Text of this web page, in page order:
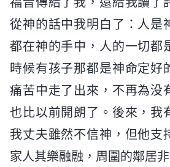
從神的話中我明白了：人是
都在神的手中，人的一切都
時候有孩子那都是神命定好
痛苦中走了出來，不再為没
也比以前開朗了。後來，我
我丈夫雖然不信神，但他支
家人其樂融融，周圍的鄰居非